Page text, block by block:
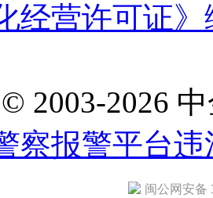
经营许可证
2003-2026
察报警平台违
闽公网安备